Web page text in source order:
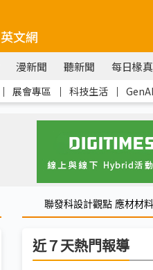
英文網
漫新聞 聽新聞 每日椽真
｜ 展會專區 ｜ 科技生活 ｜ GenAI
聯發科設計觀點 應材材
近７天熱門報導